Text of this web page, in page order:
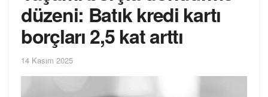
düzeni: Batık kredi kartı
borçları 2,5 kat arttı
14 Kasım 2025